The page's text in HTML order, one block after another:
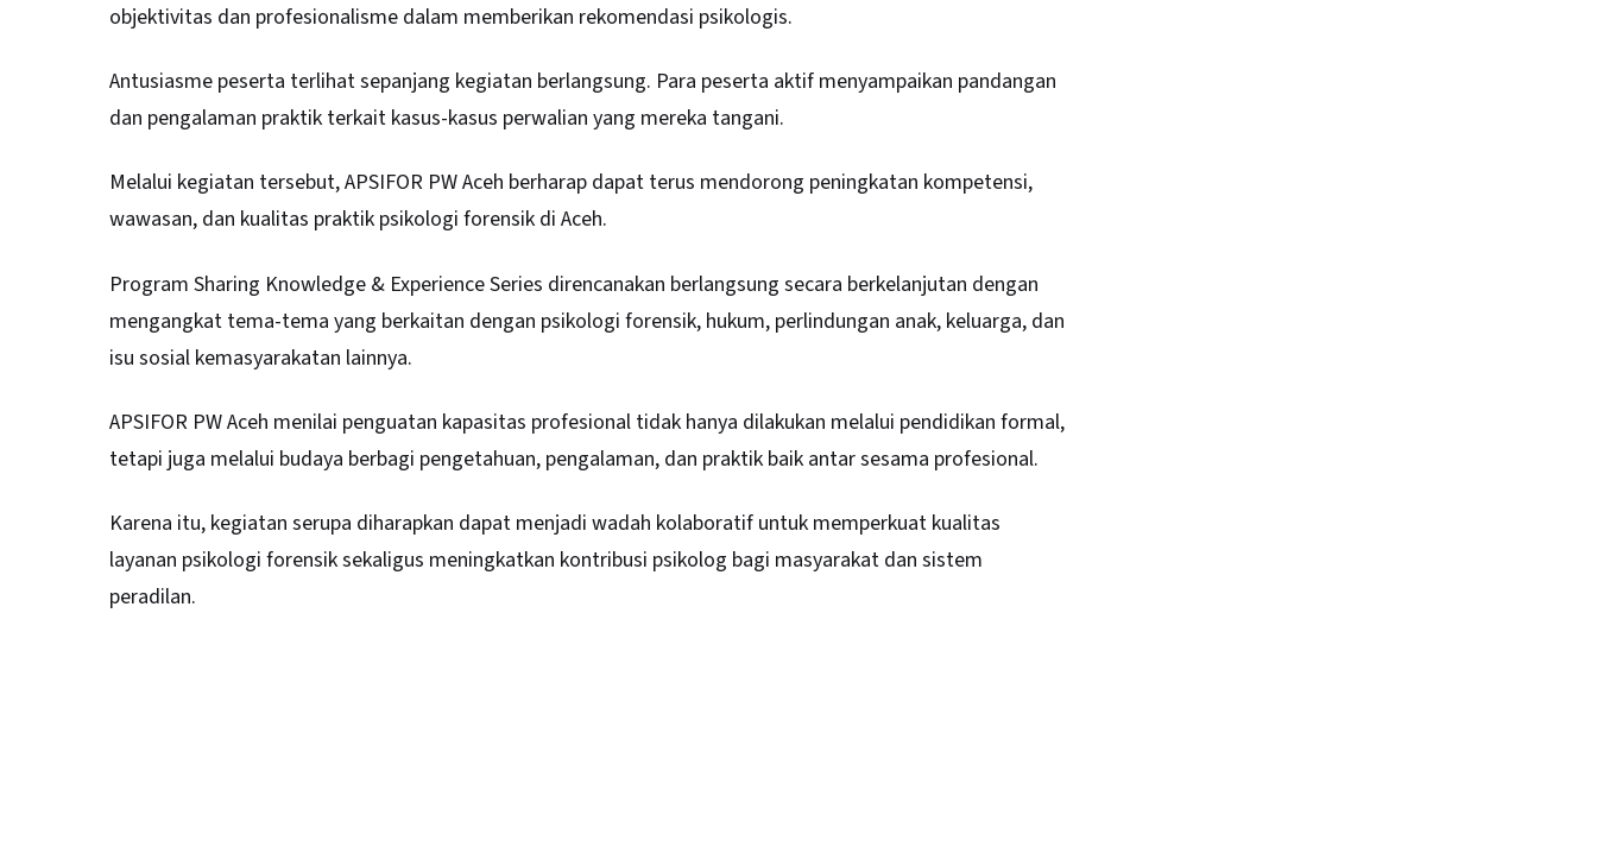
objektivitas dan profesionalisme dalam memberikan rekomendasi psikologis.
Antusiasme peserta terlihat sepanjang kegiatan berlangsung. Para peserta aktif menyampaikan pandangan
dan pengalaman praktik terkait kasus-kasus perwalian yang mereka tangani.
Melalui kegiatan tersebut, APSIFOR PW Aceh berharap dapat terus mendorong peningkatan kompetensi,
wawasan, dan kualitas praktik psikologi forensik di Aceh.
Program Sharing Knowledge & Experience Series direncanakan berlangsung secara berkelanjutan dengan
mengangkat tema-tema yang berkaitan dengan psikologi forensik, hukum, perlindungan anak, keluarga, dan
isu sosial kemasyarakatan lainnya.
APSIFOR PW Aceh menilai penguatan kapasitas profesional tidak hanya dilakukan melalui pendidikan formal,
tetapi juga melalui budaya berbagi pengetahuan, pengalaman, dan praktik baik antar sesama profesional.
Karena itu, kegiatan serupa diharapkan dapat menjadi wadah kolaboratif untuk memperkuat kualitas
layanan psikologi forensik sekaligus meningkatkan kontribusi psikolog bagi masyarakat dan sistem
peradilan.